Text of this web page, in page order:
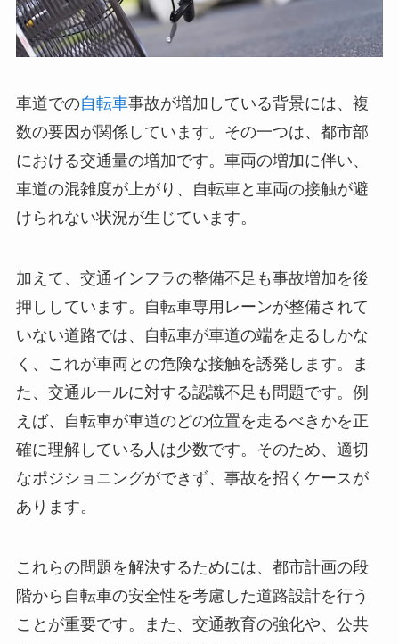
車道での自転車事故が増加している背景には、複
数の要因が関係しています。その一つは、都市部
における交通量の増加です。車両の増加に伴い、
車道の混雑度が上がり、自転車と車両の接触が避
けられない状況が生じています。
加えて、交通インフラの整備不足も事故増加を後
押ししています。自転車専用レーンが整備されて
いない道路では、自転車が車道の端を走るしかな
く、これが車両との危険な接触を誘発します。ま
た、交通ルールに対する認識不足も問題です。例
えば、自転車が車道のどの位置を走るべきかを正
確に理解している人は少数です。そのため、適切
なポジショニングができず、事故を招くケースが
あります。
これらの問題を解決するためには、都市計画の段
階から自転車の安全性を考慮した道路設計を行う
ことが重要です。また、交通教育の強化や、公共